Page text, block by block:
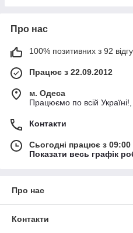
Про нас
100% позитивних з 92
Працює з 22.09.2012
м. Одеса
Працюємо по всій
Контакти
Сьогодні працює з
Показати весь графік
Про нас
Контакти